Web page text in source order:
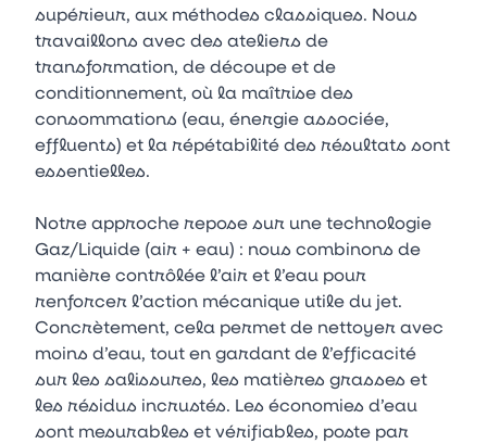
supérieur, aux méthodes classiques. Nous
travaillons avec des ateliers de
transformation, de découpe et de
conditionnement, où la maîtrise des
consommations (eau, énergie associée,
effluents) et la répétabilité des résultats sont
essentielles.
Notre approche repose sur une technologie
Gaz/Liquide (air + eau) : nous combinons de
manière contrôlée l’air et l’eau pour
renforcer l’action mécanique utile du jet.
Concrètement, cela permet de nettoyer avec
moins d’eau, tout en gardant de l’efficacité
sur les salissures, les matières grasses et
les résidus incrustés. Les économies d’eau
sont mesurables et vérifiables, poste par